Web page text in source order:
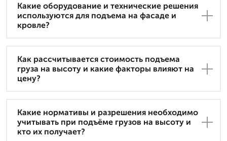
Какие оборудование и технические решения
используются для подъема на фасаде и
кровле?
Как рассчитывается стоимость подъема
груза на высоту и какие факторы влияют на
цену?
Какие нормативы и разрешения необходимо
учитывать при подъёме грузов на высоту и
кто их получает?